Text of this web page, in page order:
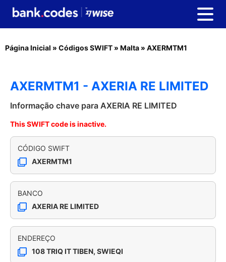
Página Inicial » Códigos SWIFT » Malta » AXERMTM1
AXERMTM1 - AXERIA RE LIMITED
Informação chave para AXERIA RE LIMITED
This SWIFT code is inactive.
CÓDIGO SWIFT
AXERMTM1
BANCO
AXERIA RE LIMITED
ENDEREÇO
108 TRIQ IT TIBEN, SWIEQI